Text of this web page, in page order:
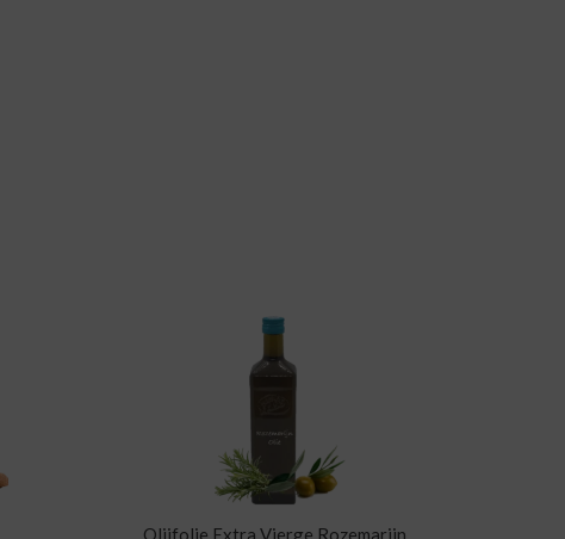
Olijfolie Extra Vierge Rozemarijn